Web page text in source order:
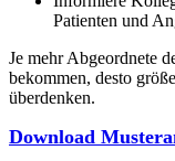
Patienten und
Je mehr Abgeordnete
bekommen, desto
überdenken.
Download